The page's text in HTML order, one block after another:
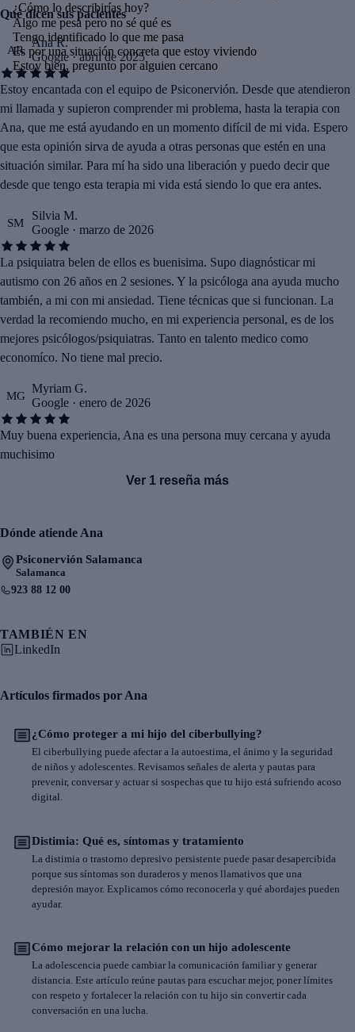
Qué dicen sus pacientes
AR
Ana R.
Google · abril de 2025
Estoy encantada con el equipo de Psiconervión. Desde que atendieron
mi llamada y supieron comprender mi problema, hasta la terapia con
Ana, que me está ayudando en un momento difícil de mi vida. Espero
que esta opinión sirva de ayuda a otras personas que estén en una
situación similar. Para mí ha sido una liberación y puedo decir que
desde que tengo esta terapia mi vida está siendo lo que era antes.
SM
Silvia M.
Google · marzo de 2026
La psiquiatra belen de ellos es buenisima. Supo diagnósticar mi
autismo con 26 años en 2 sesiones. Y la psicóloga ana ayuda mucho
también, a mi con mi ansiedad. Tiene técnicas que si funcionan. La
verdad la recomiendo mucho, en mi experiencia personal, es de los
mejores psicólogos/psiquiatras. Tanto en talento medico como
economíco. No tiene mal precio.
MG
Myriam G.
Google · enero de 2026
Muy buena experiencia, Ana es una persona muy cercana y ayuda
muchisimo
Ver 1 reseña más
Dónde atiende Ana
Psiconervión Salamanca
Salamanca
923 88 12 00
TAMBIÉN EN
LinkedIn
Artículos firmados por Ana
¿Cómo proteger a mi hijo del ciberbullying?
El ciberbullying puede afectar a la autoestima, el ánimo y la seguridad
de niños y adolescentes. Revisamos señales de alerta y pautas para
prevenir, conversar y actuar si sospechas que tu hijo está sufriendo acoso
digital.
Distimia: Qué es, síntomas y tratamiento
La distimia o trastorno depresivo persistente puede pasar desapercibida
porque sus síntomas son duraderos y menos llamativos que una
depresión mayor. Explicamos cómo reconocerla y qué abordajes pueden
ayudar.
Cómo mejorar la relación con un hijo adolescente
La adolescencia puede cambiar la comunicación familiar y generar
distancia. Este artículo reúne pautas para escuchar mejor, poner límites
con respeto y fortalecer la relación con tu hijo sin convertir cada
conversación en una lucha.
¿Cómo lo describirías hoy?
Algo me pesa pero no sé qué es
Tengo identificado lo que me pasa
Es por una situación concreta que estoy viviendo
Estoy bien, pregunto por alguien cercano